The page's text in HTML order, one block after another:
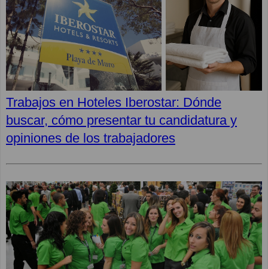
Trabajos en Hoteles Iberostar: Dónde
buscar, cómo presentar tu candidatura y
opiniones de los trabajadores